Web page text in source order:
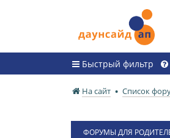
Быстрый фильтр
На сайт Список
ФОРУМЫ ДЛЯ